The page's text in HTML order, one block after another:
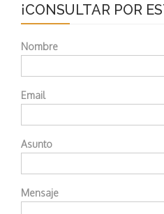
¡CONSULTAR POR
Nombre
Email
Asunto
Mensaje